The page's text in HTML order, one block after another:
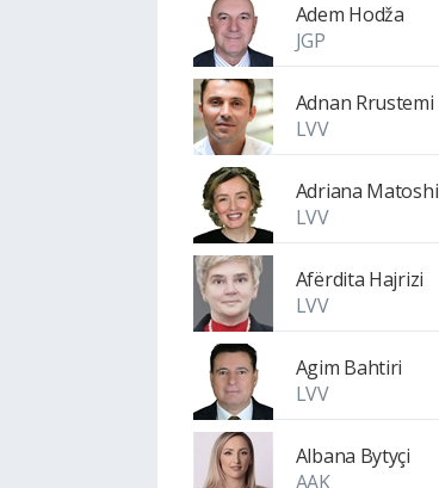
Adem Hodža
JGP
Adnan Rrustemi
LVV
Adriana Matoshi
LVV
Afërdita Hajrizi
LVV
Agim Bahtiri
LVV
Albana Bytyçi
AAK